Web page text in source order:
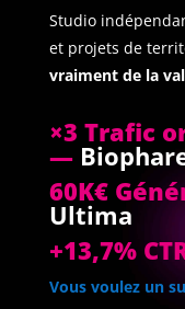
Studio
et projets de
vraiment de la
×3 Trafic
—
60K€
Ultima
+13,7%
Vous voulez un